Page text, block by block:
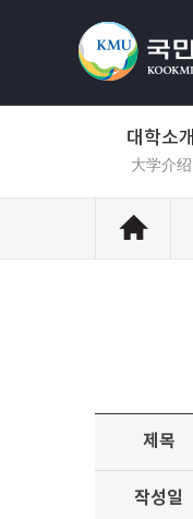
대학소개
大学介绍
제목
작성일